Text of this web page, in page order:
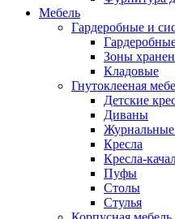
Мебель
Гардеробные и
Зоны
Кладовые
Гнутоклееная
Детские
Диваны
Кресла
Кресла-
Пуфы
Столы
Стулья